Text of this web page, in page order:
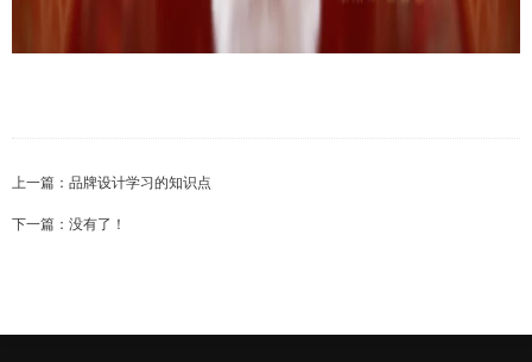
上一篇： 品牌设计学习的知识点
下一篇：没有了！